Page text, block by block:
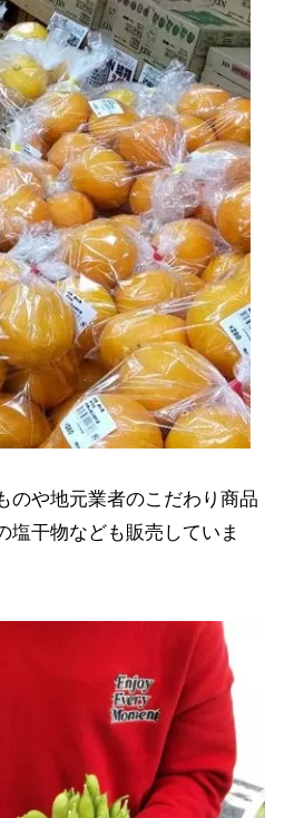
のや地元業者のこだわり商品
塩干物なども販売していま